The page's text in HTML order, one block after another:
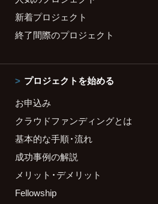
新着プロジェクト
終了間際のプロジェクト
プロジェクトを始める
お申込み
クラウドファンディングとは
基本的な手順・流れ
成功事例の解説
メリット・デメリット
Fellowship